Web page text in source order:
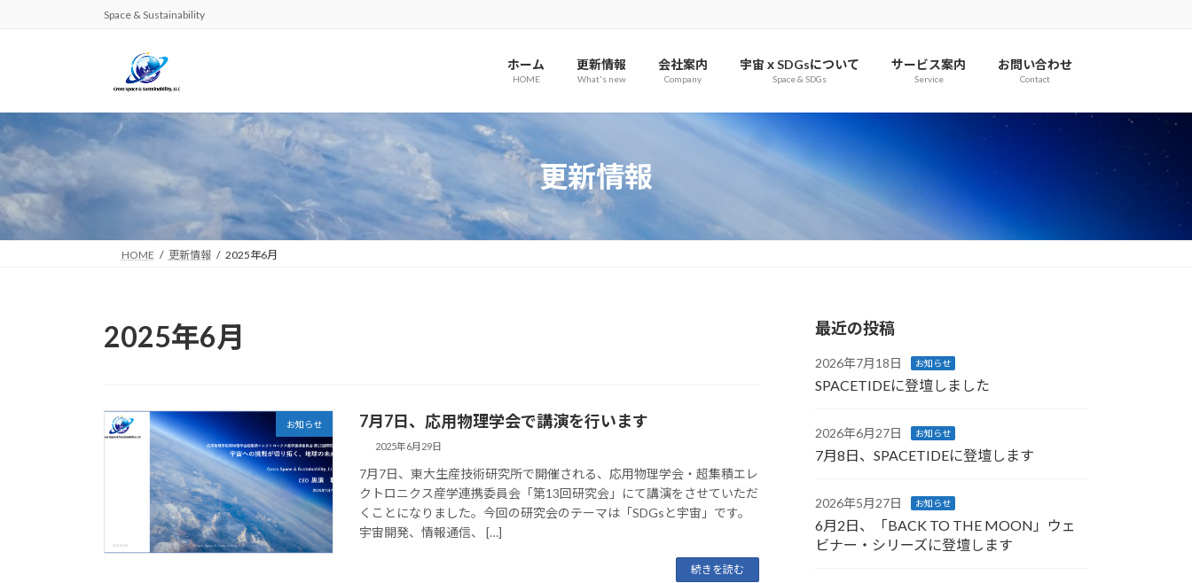
へ
キ
ッ
プ
ョ
に
移
動
Space & Sustainability
ホーム
HOME
更新情報
What's new
会社案内
Company
宇宙ｘSDGsについて
Space & SDGs
サービス案内
Service
お問い合わせ
Contact
更新情報
HOME 更新情報 2025年6月
2025年6月
お知らせ 7月7日、応用物理学会で講演を行います
2025年6月29日
7月7日、東大生産技術研究所で開催される、応用物理学会・超集積エレ
クトロニクス産学連携委員会「第13回研究会」にて講演をさせていただ
くことになりました。今回の研究会のテーマは「SDGsと宇宙」です。
宇宙開発、情報通信、 […]
続きを読む
最近の投稿
2026年7月18日 お知らせ
SPACETIDEに登壇しました
2026年6月27日 お知らせ
7月8日、SPACETIDEに登壇します
2026年5月27日 お知らせ
6月2日、「BACK TO THE MOON」ウェ
ビナー・シリーズに登壇します